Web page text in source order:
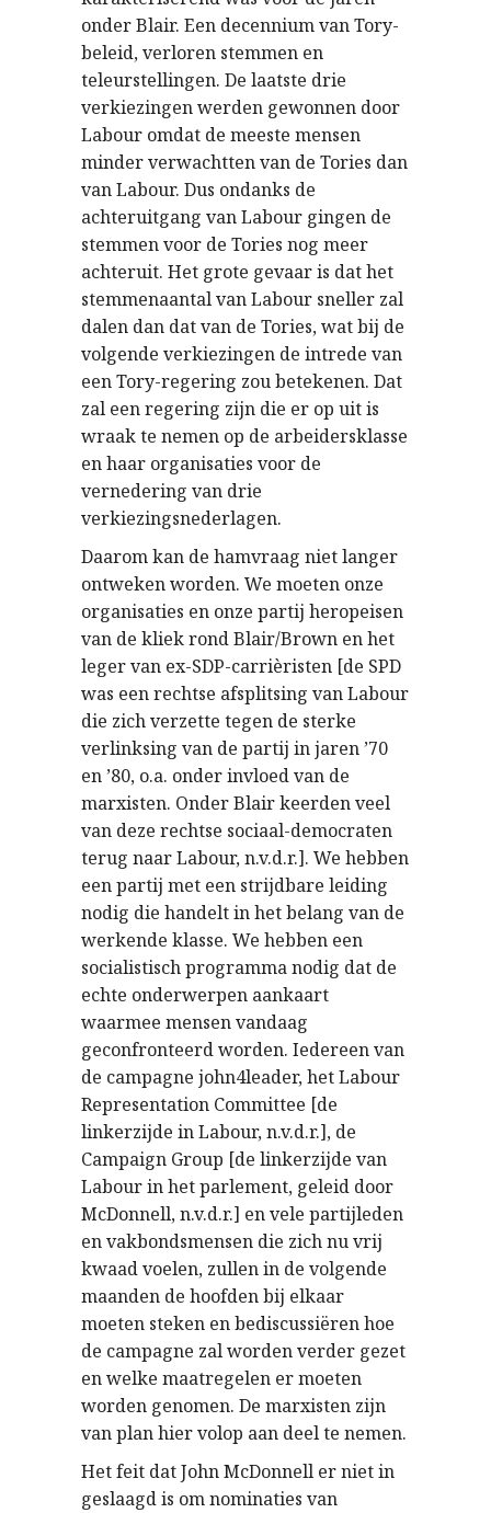
onder Blair. Een decennium van Tory-
beleid, verloren stemmen en
teleurstellingen. De laatste drie
verkiezingen werden gewonnen door
Labour omdat de meeste mensen
minder verwachtten van de Tories dan
van Labour. Dus ondanks de
achteruitgang van Labour gingen de
stemmen voor de Tories nog meer
achteruit. Het grote gevaar is dat het
stemmenaantal van Labour sneller zal
dalen dan dat van de Tories, wat bij de
volgende verkiezingen de intrede van
een Tory-regering zou betekenen. Dat
zal een regering zijn die er op uit is
wraak te nemen op de arbeidersklasse
en haar organisaties voor de
vernedering van drie
verkiezingsnederlagen.
Daarom kan de hamvraag niet langer
ontweken worden. We moeten onze
organisaties en onze partij heropeisen
van de kliek rond Blair/Brown en het
leger van ex-SDP-carrièristen [de SPD
was een rechtse afsplitsing van Labour
die zich verzette tegen de sterke
verlinksing van de partij in jaren ’70
en ’80, o.a. onder invloed van de
marxisten. Onder Blair keerden veel
van deze rechtse sociaal-democraten
terug naar Labour, n.v.d.r.]. We hebben
een partij met een strijdbare leiding
nodig die handelt in het belang van de
werkende klasse. We hebben een
socialistisch programma nodig dat de
echte onderwerpen aankaart
waarmee mensen vandaag
geconfronteerd worden. Iedereen van
de campagne john4leader, het Labour
Representation Committee [de
linkerzijde in Labour, n.v.d.r.], de
Campaign Group [de linkerzijde van
Labour in het parlement, geleid door
McDonnell, n.v.d.r.] en vele partijleden
en vakbondsmensen die zich nu vrij
kwaad voelen, zullen in de volgende
maanden de hoofden bij elkaar
moeten steken en bediscussiëren hoe
de campagne zal worden verder gezet
en welke maatregelen er moeten
worden genomen. De marxisten zijn
van plan hier volop aan deel te nemen.
Het feit dat John McDonnell er niet in
geslaagd is om nominaties van